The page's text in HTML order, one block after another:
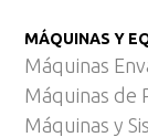
MÁQUINAS Y
Máquinas
Máquinas de
Máquinas y